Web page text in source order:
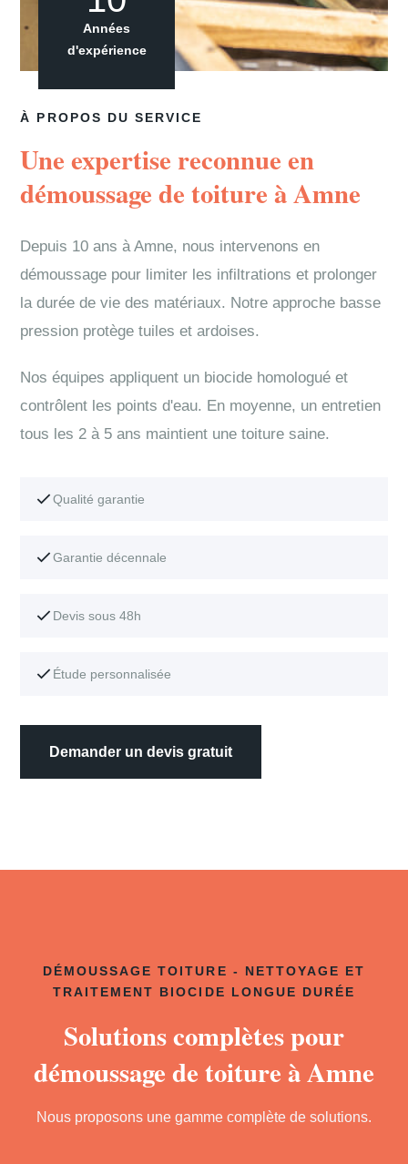
À PROPOS DU SERVICE
Une expertise reconnue en
démoussage de toiture à Amne
Depuis 10 ans à Amne, nous intervenons en
démoussage pour limiter les infiltrations et prolonger
la durée de vie des matériaux. Notre approche basse
pression protège tuiles et ardoises.
Nos équipes appliquent un biocide homologué et
contrôlent les points d'eau. En moyenne, un entretien
tous les 2 à 5 ans maintient une toiture saine.
Qualité garantie
Garantie décennale
Devis sous 48h
Étude personnalisée
Demander un devis gratuit
Années
d'expérience
DÉMOUSSAGE TOITURE - NETTOYAGE ET
TRAITEMENT BIOCIDE LONGUE DURÉE
Solutions complètes pour
démoussage de toiture à Amne
Nous proposons une gamme complète de solutions.